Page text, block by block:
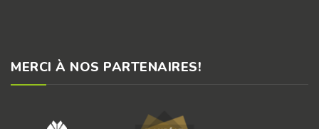
MERCI À NOS PARTENAIRES!